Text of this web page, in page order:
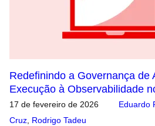
Redefinindo a Governança de
Execução à Observabilidade
17 de fevereiro de 2026 Eduardo
Cruz, Rodrigo Tadeu